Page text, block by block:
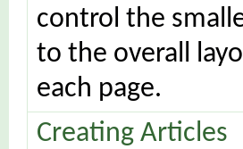
control the
to the overall
each page.
Creating Articles